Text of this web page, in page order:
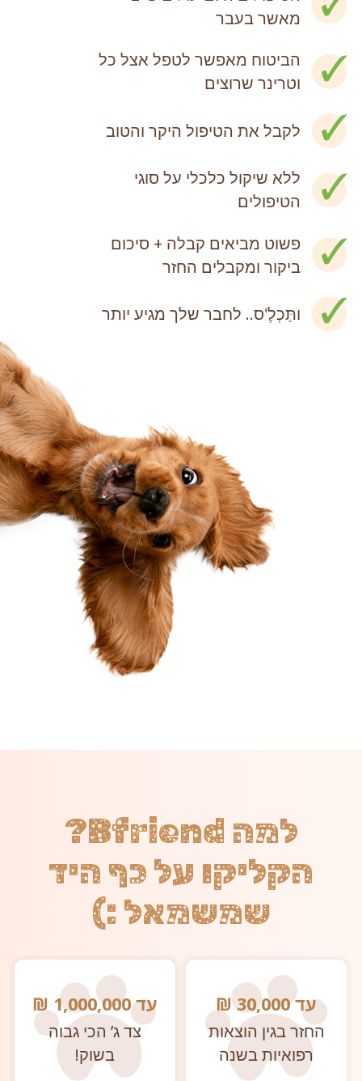
מאשר בעבר
הביטוח מאפשר לטפל אצל כל
וטרינר שרוצים
לקבל את הטיפול היקר והטוב
ללא שיקול כלכלי על סוגי
הטיפולים
פשוט מביאים קבלה + סיכום
ביקור ומקבלים החזר
ותַּכְלֶ'ס.. לחבר שלך מגיע יותר
למה Bfriend?
הקליקו על כף היד
שמשמאל :)
החזר בגין הוצאות
רפואיות בשנה
עד 30,000 ₪
צד ג’ הכי גבוה
בשוק!
עד 1,000,000 ₪